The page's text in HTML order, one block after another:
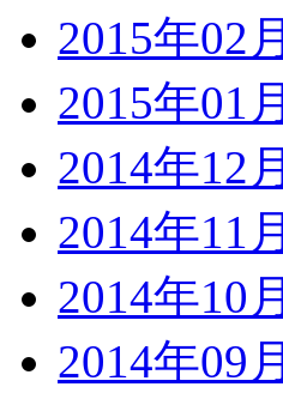
2015年02月
2015年01月
2014年12月
2014年11月
2014年10月
2014年09月